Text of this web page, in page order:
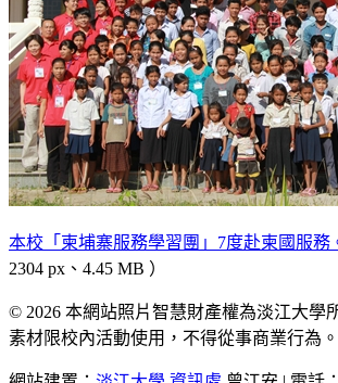
本校「柬埔寨服務學習團」7度赴柬國服務
2304 px、4.45 MB ）
© 2026 本網站照片智慧財產權為淡江大學
素材限校內活動使用，不得從事商業行為。